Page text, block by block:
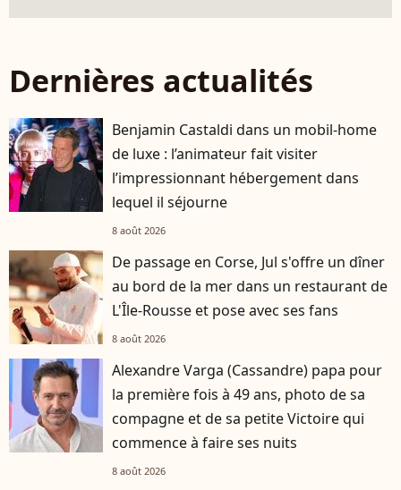
Dernières actualités
Benjamin Castaldi dans un mobil-home
de luxe : l’animateur fait visiter
l’impressionnant hébergement dans
lequel il séjourne
8 août 2026
De passage en Corse, Jul s'offre un dîner
au bord de la mer dans un restaurant de
L'Île-Rousse et pose avec ses fans
8 août 2026
Alexandre Varga (Cassandre) papa pour
la première fois à 49 ans, photo de sa
compagne et de sa petite Victoire qui
commence à faire ses nuits
8 août 2026